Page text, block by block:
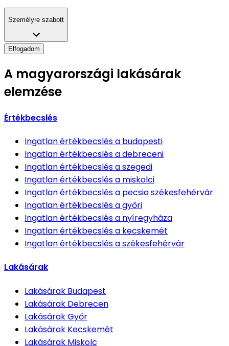
Személyre szabott
Elfogadom
A magyarországi lakásárak
elemzése
Értékbecslés
Ingatlan értékbecslésa budapesti
Ingatlan értékbecslésa debreceni
Ingatlan értékbecslésa szegedi
Ingatlan értékbecslésa miskolci
Ingatlan értékbecslésa pecsia székesfehérvár
Ingatlan értékbecslésa győri
Ingatlan értékbecslésa nyíregyháza
Ingatlan értékbecslésa kecskemét
Ingatlan értékbecslésa székesfehérvár
Lakásárak
Lakásárak Budapest
Lakásárak Debrecen
LakásárakGyőr
Lakásárak Kecskemét
Lakásárak Miskolc